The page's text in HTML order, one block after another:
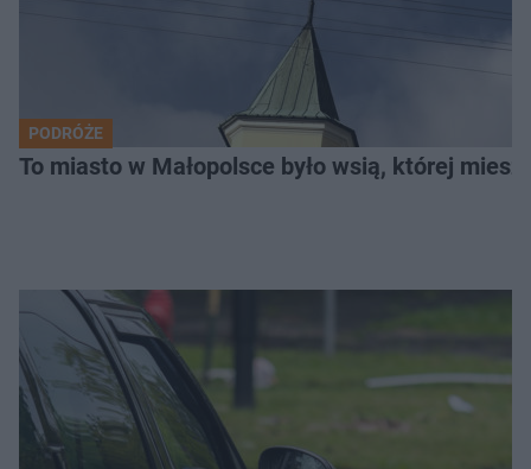
PODRÓŻE
To miasto w Małopolsce było wsią, której